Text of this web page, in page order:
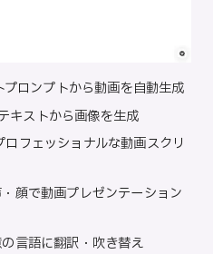
プロンプトから動画を自動生成
キストから画像を生成
ロフェッショナルな動画スクリ
顔で動画プレゼンテーション
言語に翻訳・吹き替え